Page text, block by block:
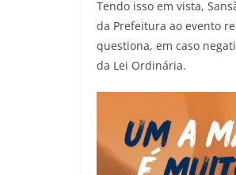
Tendo isso em vista,
da Prefeitura ao evento
questiona, em caso
da Lei Ordinária.